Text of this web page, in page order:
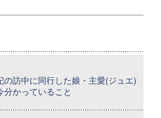
の訪中に同行した娘・主愛(ジュエ)
分かっていること